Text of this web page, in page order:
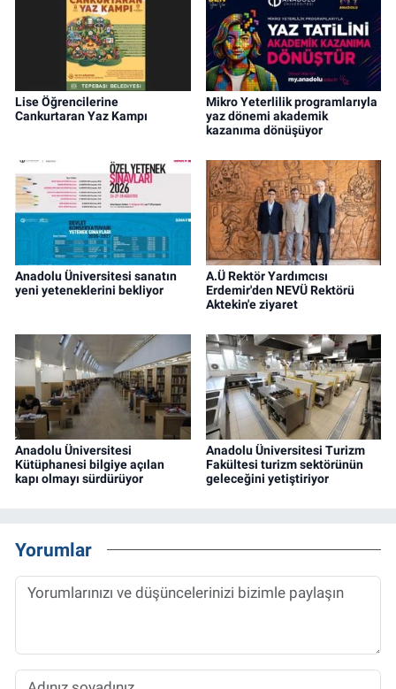
Lise Öğrencilerine
Cankurtaran Yaz Kampı
Mikro Yeterlilik programlarıyla
yaz dönemi akademik
kazanıma dönüşüyor
Anadolu Üniversitesi sanatın
yeni yeteneklerini bekliyor
A.Ü Rektör Yardımcısı
Erdemir'den NEVÜ Rektörü
Aktekin'e ziyaret
Anadolu Üniversitesi
Kütüphanesi bilgiye açılan
kapı olmayı sürdürüyor
Anadolu Üniversitesi Turizm
Fakültesi turizm sektörünün
geleceğini yetiştiriyor
Yorumlar